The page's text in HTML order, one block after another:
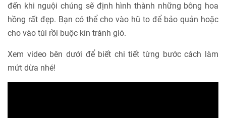
đến khi nguội chúng sẽ định hình thành những bông hoa
hồng rất đẹp. Bạn có thể cho vào hũ to để bảo quản hoặc
cho vào túi rồi buộc kín tránh gió.
Xem video bên dưới để biết chi tiết từng bước cách làm
mứt dừa nhé!